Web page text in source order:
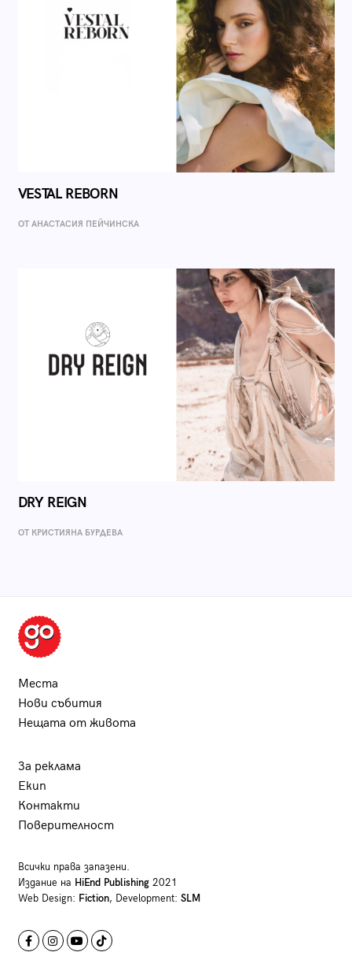
VESTAL REBORN
ОТ AНАСТАСИЯ ПЕЙЧИНСКА
DRY REIGN
ОТ КРИСТИЯНА БУРДЕВА
Места
Нови събития
Нещата от живота
За реклама
Екип
Контакти
Поверителност
Всички права запазени.
Издание на HiEnd Publishing2021
Web Design: Fiction, Development: SLM